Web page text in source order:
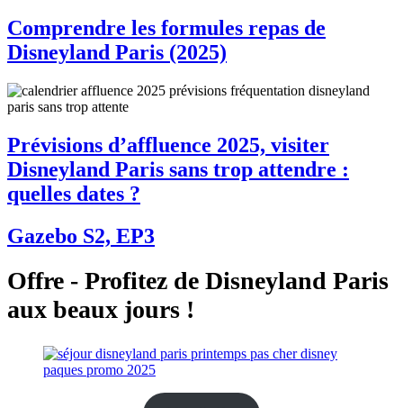
Comprendre les formules repas de
Disneyland Paris (2025)
Prévisions d’affluence 2025, visiter
Disneyland Paris sans trop attendre :
quelles dates ?
Gazebo S2, EP3
Offre - Profitez de Disneyland Paris
aux beaux jours !